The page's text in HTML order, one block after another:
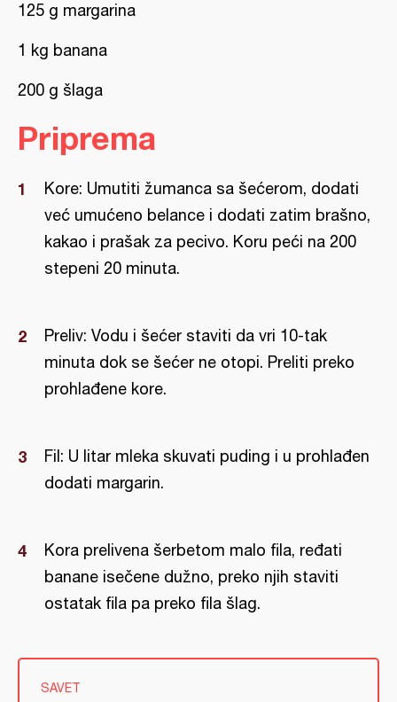
125 g margarina
1 kg banana
200 g šlaga
Priprema
Kore: Umutiti žumanca sa šećerom, dodati
već umućeno belance i dodati zatim brašno,
kakao i prašak za pecivo. Koru peći na 200
stepeni 20 minuta.
Preliv: Vodu i šećer staviti da vri 10-tak
minuta dok se šećer ne otopi. Preliti preko
prohlađene kore.
Fil: U litar mleka skuvati puding i u prohlađen
dodati margarin.
Kora prelivena šerbetom malo fila, ređati
banane isečene dužno, preko njih staviti
ostatak fila pa preko fila šlag.
SAVET